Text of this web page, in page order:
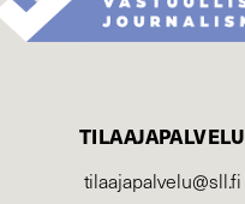
TILAAJAPALVELU
tilaajapalvelu@sll.fi